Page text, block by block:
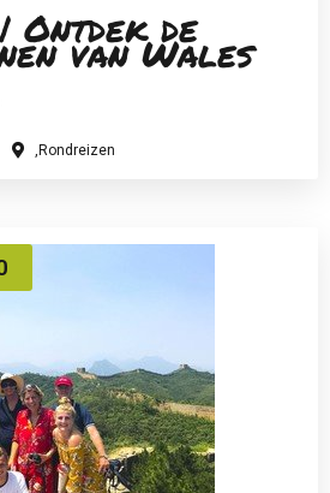
Ontdek de
van Wales
,Rondreizen